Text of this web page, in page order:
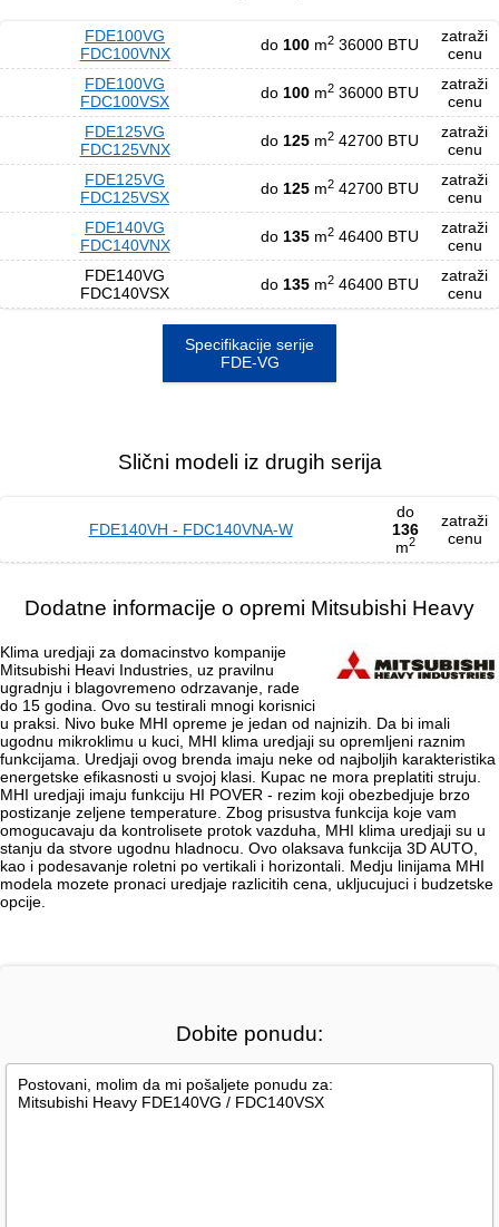
FDE100VG
FDC100VNX
do 100 m2 36000 BTU
zatraži
cenu
FDE100VG
FDC100VSX
do 100 m2 36000 BTU
zatraži
cenu
FDE125VG
FDC125VNX
do 125 m2 42700 BTU
zatraži
cenu
FDE125VG
FDC125VSX
do 125 m2 42700 BTU
zatraži
cenu
FDE140VG
FDC140VNX
do 135 m2 46400 BTU
zatraži
cenu
FDE140VG
FDC140VSX
do 135 m2 46400 BTU
zatraži
cenu
Specifikacije serije
FDE-VG
Slični modeli iz drugih serija
FDE140VH - FDC140VNA-W
do
136
m2
zatraži
cenu
Dodatne informacije o opremi Mitsubishi Heavy
Klima uredjaji za domacinstvo kompanije
Mitsubishi Heavi Industries, uz pravilnu
ugradnju i blagovremeno odrzavanje, rade
do 15 godina. Ovo su testirali mnogi korisnici
u praksi. Nivo buke MHI opreme je jedan od najnizih. Da bi imali
ugodnu mikroklimu u kuci, MHI klima uredjaji su opremljeni raznim
funkcijama. Uredjaji ovog brenda imaju neke od najboljih karakteristika
energetske efikasnosti u svojoj klasi. Kupac ne mora preplatiti struju.
MHI uredjaji imaju funkciju HI POVER - rezim koji obezbedjuje brzo
postizanje zeljene temperature. Zbog prisustva funkcija koje vam
omogucavaju da kontrolisete protok vazduha, MHI klima uredjaji su u
stanju da stvore ugodnu hladnocu. Ovo olaksava funkcija 3D AUTO,
kao i podesavanje roletni po vertikali i horizontali. Medju linijama MHI
modela mozete pronaci uredjaje razlicitih cena, ukljucujuci i budzetske
opcije.
Dobite ponudu: